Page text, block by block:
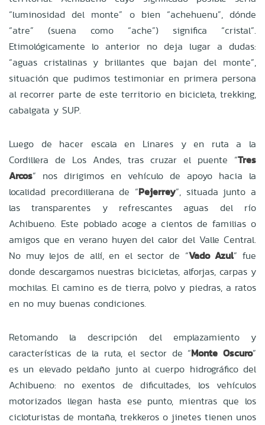
“luminosidad del monte” o bien “achehuenu”, dónde
“atre” (suena como “ache”) significa “cristal”.
Etimológicamente lo anterior no deja lugar a dudas:
“aguas cristalinas y brillantes que bajan del monte”,
situación que pudimos testimoniar en primera persona
al recorrer parte de este territorio en bicicleta, trekking,
cabalgata y SUP.
Luego de hacer escala en Linares y en ruta a la
Cordillera de Los Andes, tras cruzar el puente “Tres
Arcos” nos dirigimos en vehículo de apoyo hacia la
localidad precordillerana de “Pejerrey”, situada junto a
las transparentes y refrescantes aguas del río
Achibueno. Este poblado acoge a cientos de familias o
amigos que en verano huyen del calor del Valle Central.
No muy lejos de allí, en el sector de “Vado Azul” fue
donde descargamos nuestras bicicletas, alforjas, carpas y
mochilas. El camino es de tierra, polvo y piedras, a ratos
en no muy buenas condiciones.
Retomando la descripción del emplazamiento y
características de la ruta, el sector de “Monte Oscuro”
es un elevado peldaño junto al cuerpo hidrográfico del
Achibueno: no exentos de dificultades, los vehículos
motorizados llegan hasta ese punto, mientras que los
cicloturistas de montaña, trekkeros o jinetes tienen unos